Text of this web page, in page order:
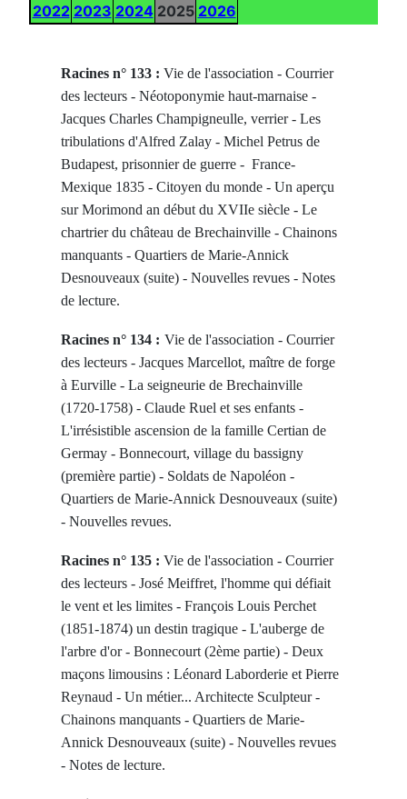
2022 2023 2024 2025 2026
Racines n° 133 : Vie de l'association - Courrier
des lecteurs - Néotoponymie haut-marnaise -
Jacques Charles Champigneulle, verrier - Les
tribulations d'Alfred Zalay - Michel Petrus de
Budapest, prisonnier de guerre - France-
Mexique 1835 - Citoyen du monde - Un aperçu
sur Morimond an début du XVIIe siècle - Le
chartrier du château de Brechainville - Chainons
manquants - Quartiers de Marie-Annick
Desnouveaux (suite) - Nouvelles revues - Notes
de lecture.
Racines n° 134 : Vie de l'association - Courrier
des lecteurs - Jacques Marcellot, maître de forge
à Eurville - La seigneurie de Brechainville
(1720-1758) - Claude Ruel et ses enfants -
L'irrésistible ascension de la famille Certian de
Germay - Bonnecourt, village du bassigny
(première partie) - Soldats de Napoléon -
Quartiers de Marie-Annick Desnouveaux (suite)
- Nouvelles revues.
Racines n° 135 : Vie de l'association - Courrier
des lecteurs - José Meiffret, l'homme qui défiait
le vent et les limites - François Louis Perchet
(1851-1874) un destin tragique - L'auberge de
l'arbre d'or - Bonnecourt (2ème partie) - Deux
maçons limousins : Léonard Laborderie et Pierre
Reynaud - Un métier... Architecte Sculpteur -
Chainons manquants - Quartiers de Marie-
Annick Desnouveaux (suite) - Nouvelles revues
- Notes de lecture.